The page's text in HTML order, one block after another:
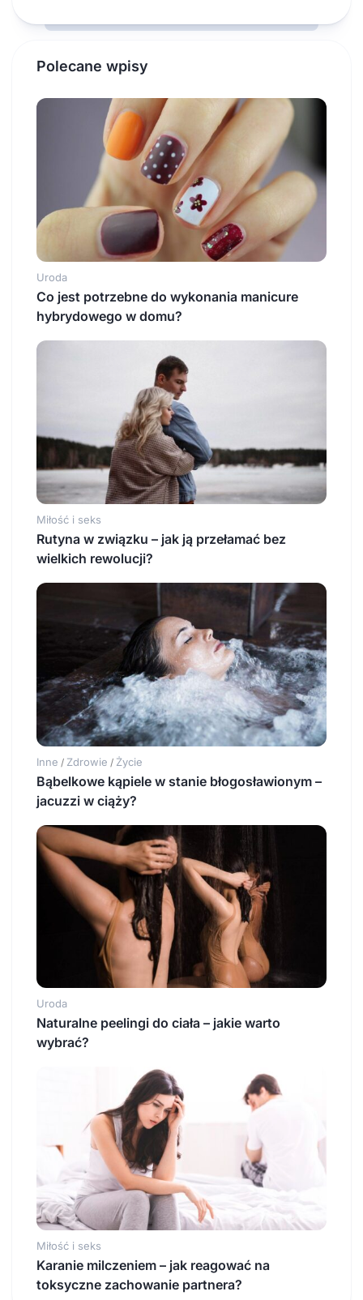
Polecane wpisy
Uroda
Co jest potrzebne do wykonania manicure
hybrydowego w domu?
Miłość i seks
Rutyna w związku – jak ją przełamać bez
wielkich rewolucji?
Inne / Zdrowie / Życie
Bąbelkowe kąpiele w stanie błogosławionym –
jacuzzi w ciąży?
Uroda
Naturalne peelingi do ciała – jakie warto
wybrać?
Miłość i seks
Karanie milczeniem – jak reagować na
toksyczne zachowanie partnera?